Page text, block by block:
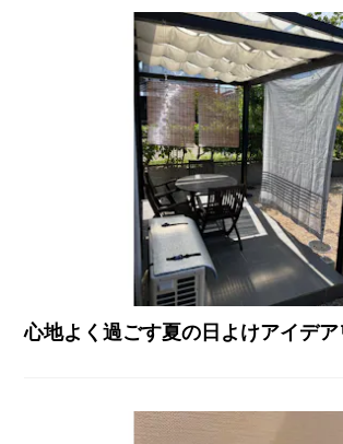
心地よく過ごす夏の日よけアイデア